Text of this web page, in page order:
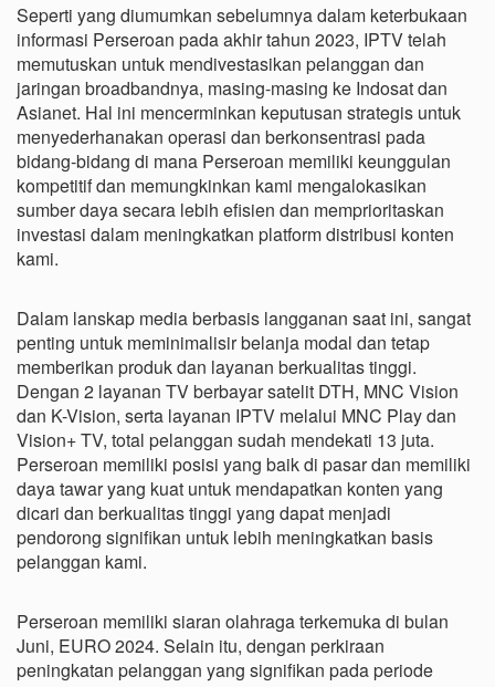
Seperti yang diumumkan sebelumnya dalam keterbukaan
informasi Perseroan pada akhir tahun 2023, IPTV telah
memutuskan untuk mendivestasikan pelanggan dan
jaringan broadbandnya, masing-masing ke Indosat dan
Asianet. Hal ini mencerminkan keputusan strategis untuk
menyederhanakan operasi dan berkonsentrasi pada
bidang-bidang di mana Perseroan memiliki keunggulan
kompetitif dan memungkinkan kami mengalokasikan
sumber daya secara lebih efisien dan memprioritaskan
investasi dalam meningkatkan platform distribusi konten
kami.
Dalam lanskap media berbasis langganan saat ini, sangat
penting untuk meminimalisir belanja modal dan tetap
memberikan produk dan layanan berkualitas tinggi.
Dengan 2 layanan TV berbayar satelit DTH, MNC Vision
dan K-Vision, serta layanan IPTV melalui MNC Play dan
Vision+ TV, total pelanggan sudah mendekati 13 juta.
Perseroan memiliki posisi yang baik di pasar dan memiliki
daya tawar yang kuat untuk mendapatkan konten yang
dicari dan berkualitas tinggi yang dapat menjadi
pendorong signifikan untuk lebih meningkatkan basis
pelanggan kami.
Perseroan memiliki siaran olahraga terkemuka di bulan
Juni, EURO 2024. Selain itu, dengan perkiraan
peningkatan pelanggan yang signifikan pada periode